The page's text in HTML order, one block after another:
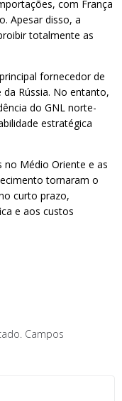
com França
Apesar disso, a
totalmente as
fornecedor de
da Rússia. No entanto,
do GNL norte-
estratégica
no Médio Oriente e as
tornaram o
curto prazo,
e aos custos
Campos